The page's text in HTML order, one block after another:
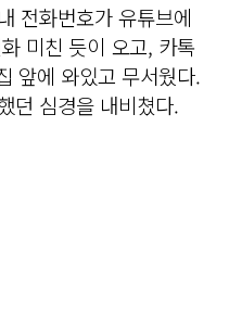
전화번호가 유튜브에
미친 듯이 오고, 카톡
앞에 와있고 무서웠다.
던 심경을 내비쳤다.